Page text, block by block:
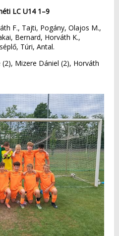
LC U14 1–9
F., Tajti, Pogány, Olajos M.,
Bernard, Horváth K.,
Túri, Antal.
Mizere Dániel (2), Horváth